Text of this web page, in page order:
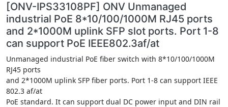
[ONV-IPS33108PF] ONV Unmanaged
industrial PoE 8*10/100/1000M RJ45 ports
and 2*1000M uplink SFP slot ports. Port 1-8
can support PoE IEEE802.3af/at
Unmanaged industrial PoE fiber switch with 8*10/100/1000M
RJ45 ports
and 2*1000M uplink SFP fiber ports. Port 1-8 can support IEEE
802.3 af/at
PoE standard. It can support dual DC power input and DIN rail